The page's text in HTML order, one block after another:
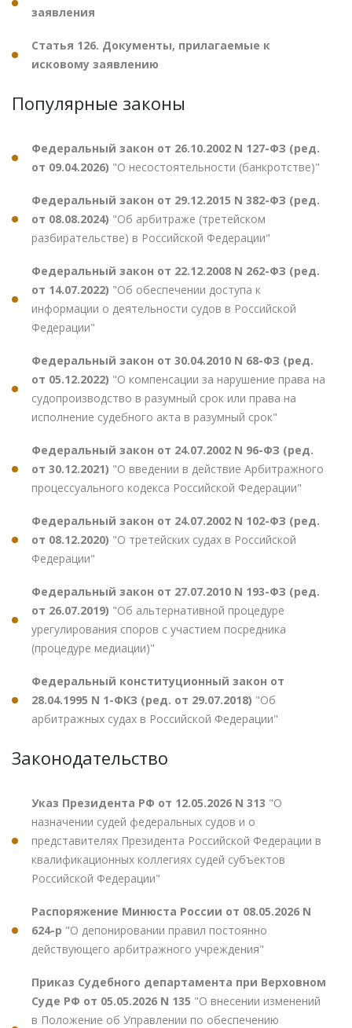
заявления
Статья 126. Документы, прилагаемые к
исковому заявлению
Популярные законы
Федеральный закон от 26.10.2002 N 127-ФЗ (ред.
от 09.04.2026) "О несостоятельности (банкротстве)"
Федеральный закон от 29.12.2015 N 382-ФЗ (ред.
от 08.08.2024) "Об арбитраже (третейском
разбирательстве) в Российской Федерации"
Федеральный закон от 22.12.2008 N 262-ФЗ (ред.
от 14.07.2022) "Об обеспечении доступа к
информации о деятельности судов в Российской
Федерации"
Федеральный закон от 30.04.2010 N 68-ФЗ (ред.
от 05.12.2022) "О компенсации за нарушение права на
судопроизводство в разумный срок или права на
исполнение судебного акта в разумный срок"
Федеральный закон от 24.07.2002 N 96-ФЗ (ред.
от 30.12.2021) "О введении в действие Арбитражного
процессуального кодекса Российской Федерации"
Федеральный закон от 24.07.2002 N 102-ФЗ (ред.
от 08.12.2020) "О третейских судах в Российской
Федерации"
Федеральный закон от 27.07.2010 N 193-ФЗ (ред.
от 26.07.2019) "Об альтернативной процедуре
урегулирования споров с участием посредника
(процедуре медиации)"
Федеральный конституционный закон от
28.04.1995 N 1-ФКЗ (ред. от 29.07.2018) "Об
арбитражных судах в Российской Федерации"
Законодательство
Указ Президента РФ от 12.05.2026 N 313 "О
назначении судей федеральных судов и о
представителях Президента Российской Федерации в
квалификационных коллегиях судей субъектов
Российской Федерации"
Распоряжение Минюста России от 08.05.2026 N
624-р "О депонировании правил постоянно
действующего арбитражного учреждения"
Приказ Судебного департамента при Верховном
Суде РФ от 05.05.2026 N 135 "О внесении изменений
в Положение об Управлении по обеспечению